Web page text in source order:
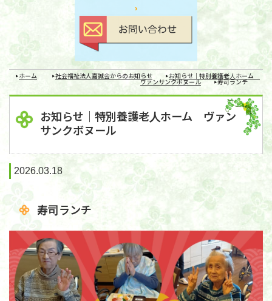
ホーム 社会福祉法人嘉誠会からのお知らせ
お知らせ｜特別養護老人ホーム
ヴァンサンクボヌール
寿司ランチ
お知らせ｜特別養護老人ホーム ヴァン
サンクボヌール
2026.03.18
寿司ランチ